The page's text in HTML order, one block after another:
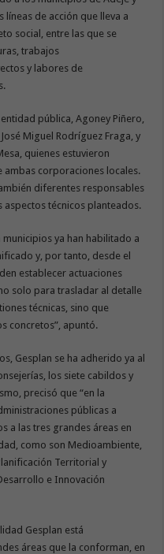
líneas de acción que lleva a
social, entre las que se
trabajos
y labores de
pública, Agoney Piñero,
Miguel Rodríguez Fraga, y
quienes estuvieron
corporaciones locales.
diferentes responsables
técnicos planteados.
ya han habilitado a
y, por tanto, desde el
establecer actuaciones
solo para trasladar al detalle
técnicas, sino que
concretos”, apuntó.
Gesplan se ha adherido ya al
los siete cabildos y
precisó que “en la
públicas a
a las tres grandes áreas en
como son Medioambiente,
Territorial y
e Innovación
Gesplan está
áreas que la conforman, en